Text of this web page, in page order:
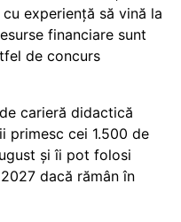
experiență să vină la
financiare sunt
de concurs
carieră didactică
primesc cei 1.500 de
și îi pot folosi
dacă rămân în